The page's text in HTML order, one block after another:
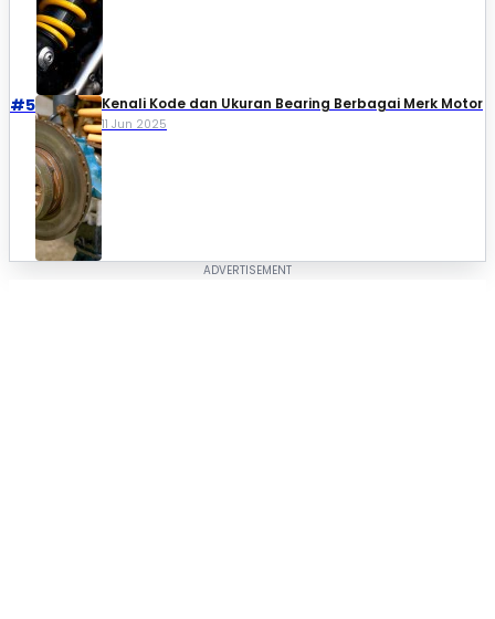
#5 Kenali Kode dan Ukuran Bearing Berbagai Merk Motor
11 Jun 2025